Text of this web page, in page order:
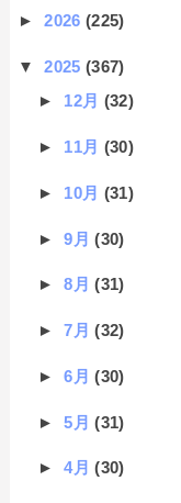
►2026(225)
▼2025(367)
► 12月 (32)
► 11月 (30)
► 10月 (31)
►9月(30)
►8月(31)
►7月(32)
►6月(30)
►5月(31)
►4月(30)